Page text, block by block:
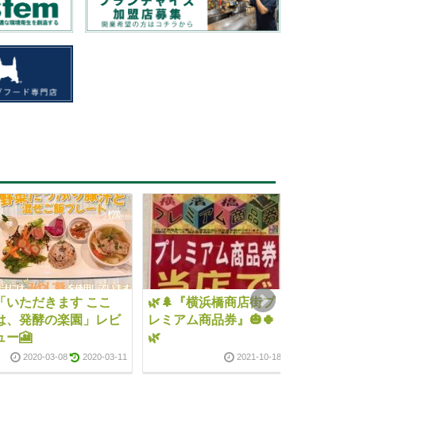
「いただきます ここ
、発酵の楽園」レビ
ー🎦
2020-03-08 2020-03-11
🌿🌲『横浜橋商店街プ
レミアム商品券』🎃🍀
🌿
2021-10-18